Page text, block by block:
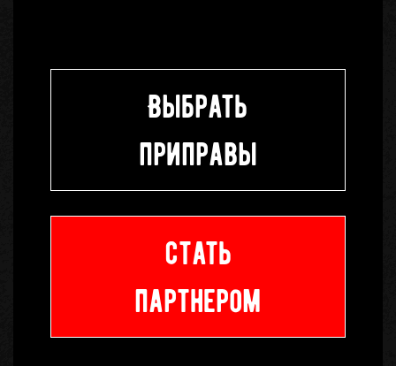
Выбрать
приправы
стать
партнером